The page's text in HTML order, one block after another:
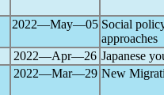
2022―May―05 Social
approaches
2022―Apr―26 Japanese
2022―Mar―29 New